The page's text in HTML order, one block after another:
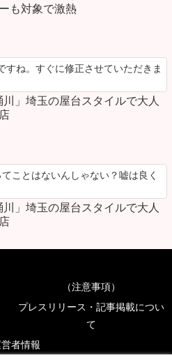
も対象で激熱
すね。すぐに修正させていただきま
」埼玉の屋台スタイルで大人
ことはないんしゃない？嘘は良く
」埼玉の屋台スタイルで大人
（注意事項）
プレスリリース・記事掲載につい
て
者情報